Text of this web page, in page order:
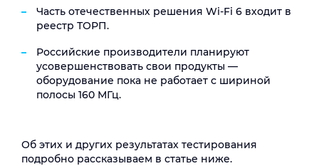
Часть отечественных решения Wi-Fi 6 входит в
реестр ТОРП.
Российские производители планируют
усовершенствовать свои продукты ―
оборудование пока не работает с шириной
полосы 160 МГц.
Об этих и других результатах тестирования
подробно рассказываем в статье ниже.